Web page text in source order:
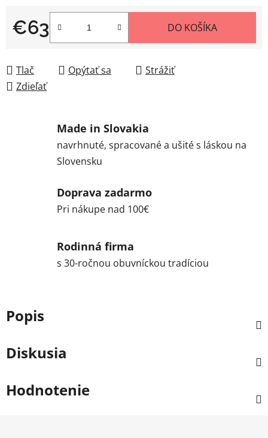
€63
Jednotková cena:
DO KOŠÍKA
Tlač Opýtať sa
Strážiť
Zdieľať
Made in Slovakia
navrhnuté, spracované a ušité s láskou na
Slovensku
Doprava zadarmo
Pri nákupe nad 100€
Rodinná firma
s 30-ročnou obuvníckou tradíciou
Popis
Diskusia
Hodnotenie